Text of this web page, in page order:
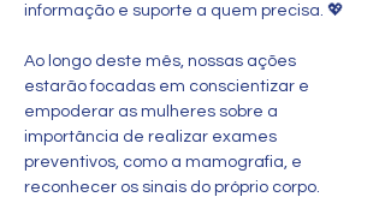
informação e suporte a quem precisa. 💖
Ao longo deste mês, nossas ações
estarão focadas em conscientizar e
empoderar as mulheres sobre a
importância de realizar exames
preventivos, como a mamografia, e
reconhecer os sinais do próprio corpo.